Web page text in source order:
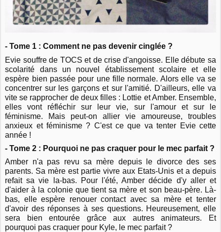
- Tome 1 : Comment ne pas devenir cinglée ?
Evie souffre de TOCS et de crise d'angoisse. Elle débute sa
scolarité dans un nouvel établissement scolaire et elle
espère bien passée pour une fille normale. Alors elle va se
concentrer sur les garçons et sur l'amitié. D'ailleurs, elle va
vite se rapprocher de deux filles : Lottie et Amber. Ensemble,
elles vont réfléchir sur leur vie, sur l'amour et sur le
féminisme. Mais peut-on allier vie amoureuse, troubles
anxieux et féminisme ? C'est ce que va tenter Evie cette
année !
- Tome 2 : Pourquoi ne pas craquer pour le mec parfait ?
Amber n'a pas revu sa mère depuis le divorce des ses
parents. Sa mère est partie vivre aux Etats-Unis et a depuis
refait sa vie la-bas. Pour l'été, Amber décide d'y aller et
d'aider à la colonie que tient sa mère et son beau-père. Là-
bas, elle espère renouer contact avec sa mère et tenter
d'avoir des réponses à ses questions. Heureusement, elle
sera bien entourée grâce aux autres animateurs. Et
pourquoi pas craquer pour Kyle, le mec parfait ?